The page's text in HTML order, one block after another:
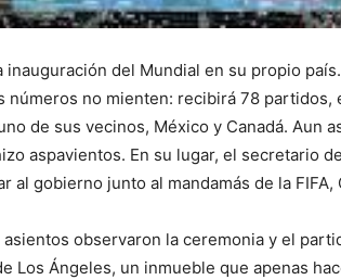
inauguración del Mundial en su propio
números no mienten: recibirá 78 partidos,
de sus vecinos, México y Canadá. Aun
aspavientos. En su lugar, el secretario
al gobierno junto al mandamás de la FIFA,
observaron la ceremonia y el
Los Ángeles, un inmueble que apenas